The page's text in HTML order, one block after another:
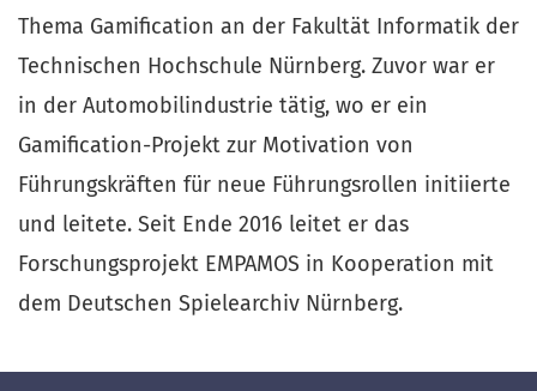
Thema Gamification an der Fakultät Informatik der
Technischen Hochschule Nürnberg. Zuvor war er
in der Automobilindustrie tätig, wo er ein
Gamification-Projekt zur Motivation von
Führungskräften für neue Führungsrollen initiierte
und leitete. Seit Ende 2016 leitet er das
Forschungsprojekt EMPAMOS in Kooperation mit
dem Deutschen Spielearchiv Nürnberg.